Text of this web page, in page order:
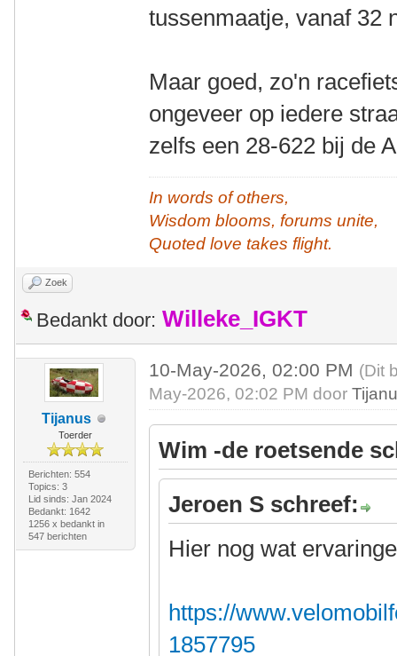
tussenmaatje, vanaf 32
Maar goed, zo'n
ongeveer op iedere
zelfs een 28-622 bij de
In words of others,
Wisdom blooms, forums unite,
Quoted love takes flight.
Zoek
Bedankt door: Willeke_IGKT
Tijanus
Toerder
Berichten: 554
Topics: 3
Lid sinds: Jan 2024
Bedankt: 1642
1256 x bedankt in
547 berichten
10-May-2026, 02:00 PM (Dit
May-2026, 02:02 PM door
Wim -de roetsende
Jeroen S schreef:
Hier nog wat
https://
1857795